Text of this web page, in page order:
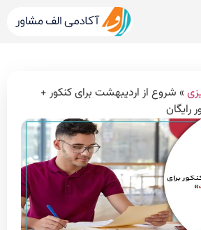
» شروع از اردیبهشت برای کنکور +
رایگان